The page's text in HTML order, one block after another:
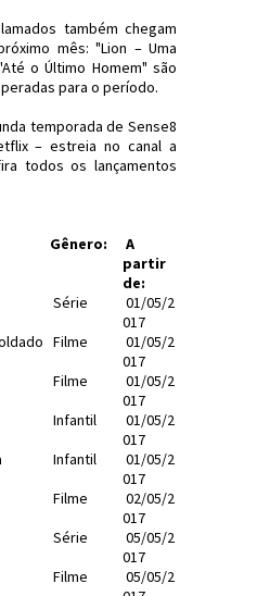
também chegam
mês: "Lion – Uma
o Último Homem" são
para o período.
temporada de Sense8
– estreia no canal a
todos os lançamentos
Gênero:
A
partir
de:
Série
01/05/2
017
Filme
01/05/2
017
Filme
01/05/2
017
Infantil
01/05/2
017
Infantil
01/05/2
017
Filme
02/05/2
017
Série
05/05/2
017
Filme
05/05/2